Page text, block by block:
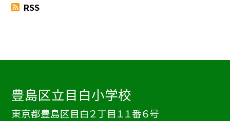
RSS
豊島区立目白小学校
東京都豊島区目白２丁目１１番６号